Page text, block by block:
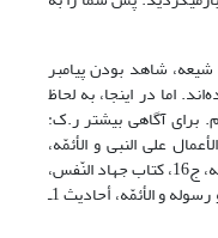
شیعه، شاهد بودن پیامبر
اما در اینجا، به لحاظ
برای آگاهی بیشتر ر.ک:
الأعمال علی النبی و الأئمّه،
صص219 و220، أحادیث1 ـ 4 و وسائل الشّیعه، ج16، کتاب جهاد النّفس،
باب وجوب الحذر من عرض العمل علی الله و رسوله و الأئمّه، أحادیث 1ـ